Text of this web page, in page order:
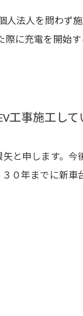
法人を問わ
に充電を開始
工事施工し
と申します。
０年までに新